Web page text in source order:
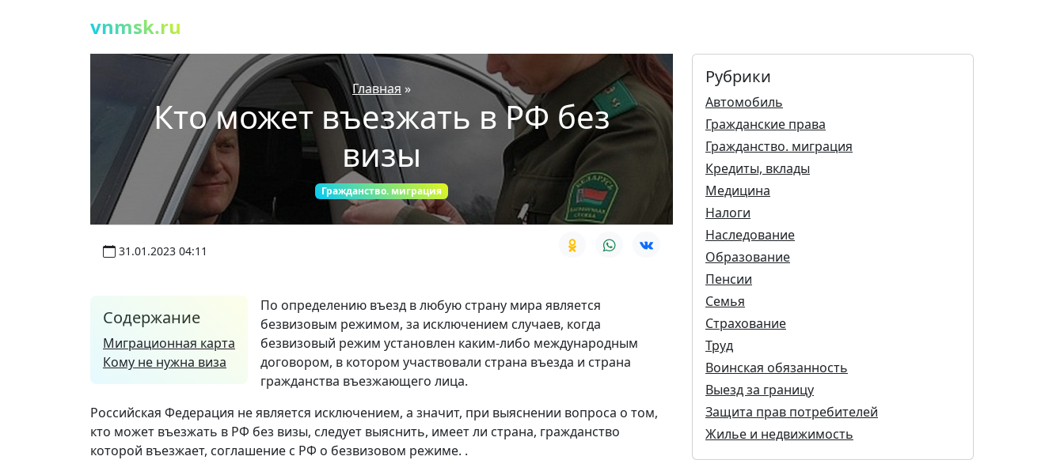
vnmsk.ru
Главная »
Кто может въезжать в РФ без
визы
Гражданство. миграция
31.01.2023 04:11
Содержание
Миграционная карта
Кому не нужна виза
По определению въезд в любую страну мира является
безвизовым режимом, за исключением случаев, когда
безвизовый режим установлен каким-либо международным
договором, в котором участвовали страна въезда и страна
гражданства въезжающего лица.
Российская Федерация не является исключением, а значит, при выяснении вопроса о том,
кто может въезжать в РФ без визы, следует выяснить, имеет ли страна, гражданство
которой въезжает, соглашение с РФ о безвизовом режиме. .
Рубрики
Автомобиль
Гражданские права
Гражданство. миграция
Кредиты, вклады
Медицина
Налоги
Наследование
Образование
Пенсии
Семья
Страхование
Труд
Воинская обязанность
Выезд за границу
Защита прав потребителей
Жилье и недвижимость